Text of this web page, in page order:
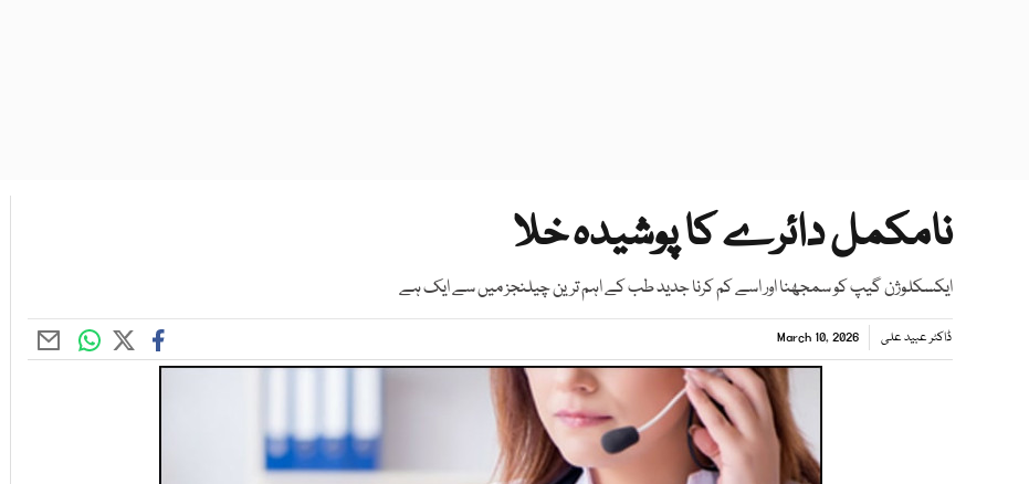
نامکمل دائرے کا پوشیدہ خلا
ایکسکلوژن گیپ کو سمجھنا اور اسے کم کرنا جدید طب کے اہم ترین چیلنجز میں سے ایک ہے
ڈاکٹر عبید علی March 10, 2026